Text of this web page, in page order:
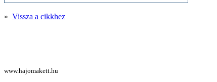
» Vissza a cikkhez
www.hajomakett.hu